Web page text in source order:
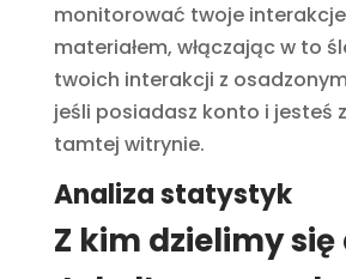
monitorować twoje
materiałem, włączając w to
twoich interakcji z
jeśli posiadasz konto i jesteś
tamtej witrynie.
Analiza statystyk
Z kim dzielimy